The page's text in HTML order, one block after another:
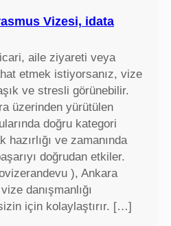
Vizesi, idata
aile ziyareti veya
etmek istiyorsanız, vize
ve stresli görünebilir.
üzerinden yürütülen
doğru kategori
ve zamanında
doğrudan etkiler.
), Ankara
danışmanlığı
için kolaylaştırır. […]